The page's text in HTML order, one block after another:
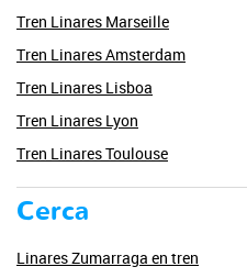
Tren Linares Marseille
Tren Linares Amsterdam
Tren Linares Lisboa
Tren Linares Lyon
Tren Linares Toulouse
Cerca
Linares Zumarraga en tren